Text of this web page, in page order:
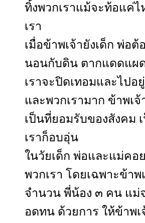
ทิ้งพวกเราแม้จะท้อแค่
เรา
เมื่อข้าพเจ้ายังเด็ก พ่อ
นอนกับดิน ตากแดดแผ
เราจะปิดเทอมและไป
และพวกเรามาก ข้าพเ
เป็นที่ยอมรับของสังคม
เราก็อบอุ่น
ในวัยเด็ก พ่อและแม่คอ
พวกเรา โดยเฉพาะข้า
จำนวน พี่น้อง ๓ คน แ
อดทน ด้วยการ ให้ข้าพ